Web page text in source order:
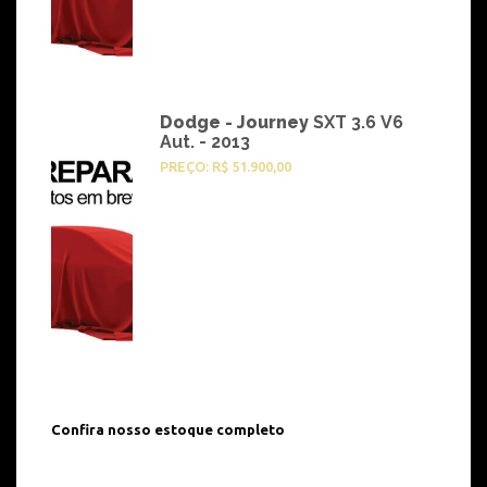
Dodge - Journey SXT 3.6 V6
Aut. - 2013
PREÇO: R$ 51.900,00
Confira nosso estoque completo